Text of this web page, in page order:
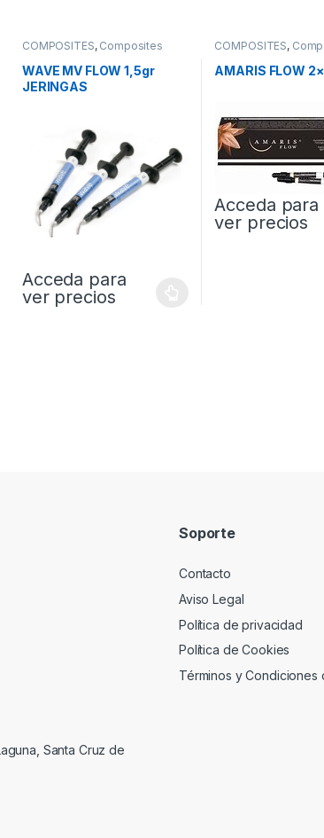
COMPOSITES, Composites
WAVE MV FLOW 1,5gr
JERINGAS
Acceda para
ver precios
COMPOSITES,
AMARIS FLOW
Acceda para
ver precios
Santa Cruz de
Soporte
Contacto
Aviso Legal
Política de privacidad
Política de Cookies
Términos y Condiciones